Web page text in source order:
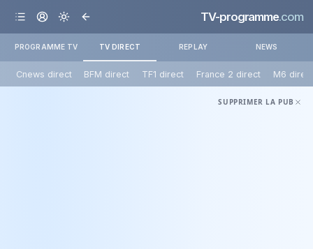
TV-programme.com
PROGRAMME TV TV DIRECT REPLAY NEWS
Cnews direct BFM direct TF1 direct France 2 direct M6
SUPPRIMER LA PUB